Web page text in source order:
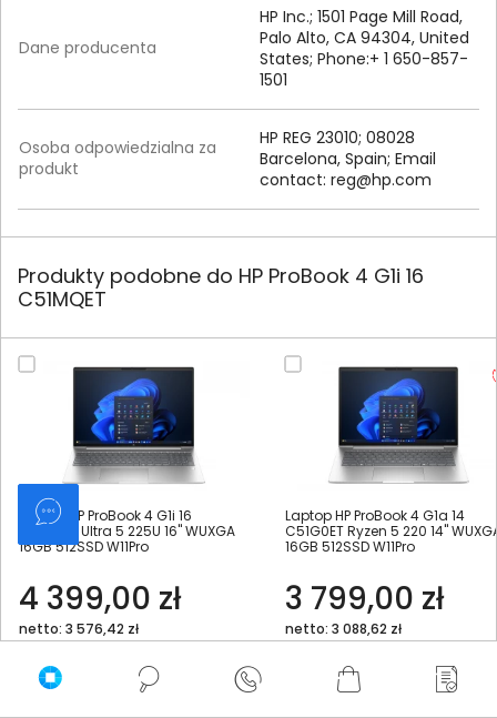
Dane producenta
HP Inc.; 1501 Page Mill Road,
Palo Alto, CA 94304, United
States; Phone:+ 1 650-857-
1501
Osoba odpowiedzialna za
produkt
HP REG 23010; 08028
Barcelona, Spain; Email
contact: reg@hp.com
Produkty podobne do HP ProBook 4 G1i 16
C51MQET
Laptop HP ProBook 4 G1i 16
C51G4ET Ultra 5 225U 16" WUXGA
16GB 512SSD W11Pro
4 399,00 zł
netto: 3 576,42 zł
Włóż do torby
Laptop HP ProBook 4 G1a 14
C51G0ET Ryzen 5 220 14"
16GB 512SSD W11Pro
3 799,00 zł
netto: 3 088,62 zł
Włóż do torby